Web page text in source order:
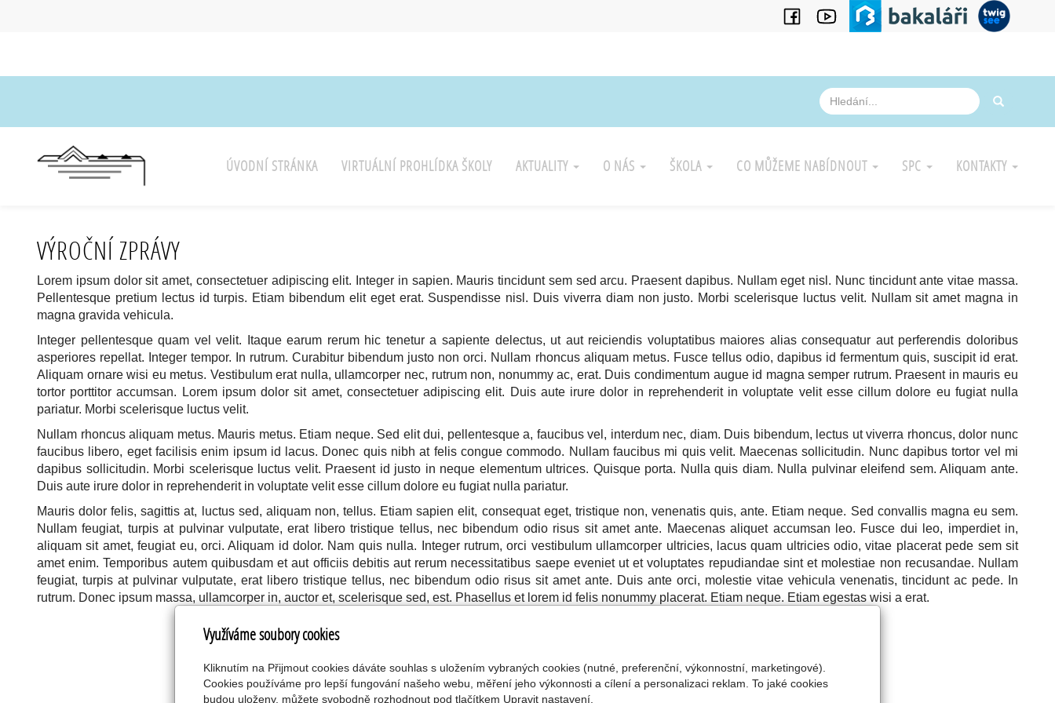
ÚVODNÍ STRÁNKA VIRTUÁLNÍ PROHLÍDKA ŠKOLY AKTUALITY O NÁS ŠKOLA CO MŮŽEME NABÍDNOUT SPC KONTAKTY
VÝROČNÍ ZPRÁVY
Lorem ipsum dolor sit amet, consectetuer adipiscing elit. Integer in sapien. Mauris tincidunt sem sed arcu. Praesent dapibus. Nullam eget nisl. Nunc tincidunt ante vitae massa.
Pellentesque pretium lectus id turpis. Etiam bibendum elit eget erat. Suspendisse nisl. Duis viverra diam non justo. Morbi scelerisque luctus velit. Nullam sit amet magna in
magna gravida vehicula.
Integer pellentesque quam vel velit. Itaque earum rerum hic tenetur a sapiente delectus, ut aut reiciendis voluptatibus maiores alias consequatur aut perferendis doloribus
asperiores repellat. Integer tempor. In rutrum. Curabitur bibendum justo non orci. Nullam rhoncus aliquam metus. Fusce tellus odio, dapibus id fermentum quis, suscipit id erat.
Aliquam ornare wisi eu metus. Vestibulum erat nulla, ullamcorper nec, rutrum non, nonummy ac, erat. Duis condimentum augue id magna semper rutrum. Praesent in mauris eu
tortor porttitor accumsan. Lorem ipsum dolor sit amet, consectetuer adipiscing elit. Duis aute irure dolor in reprehenderit in voluptate velit esse cillum dolore eu fugiat nulla
pariatur. Morbi scelerisque luctus velit.
Nullam rhoncus aliquam metus. Mauris metus. Etiam neque. Sed elit dui, pellentesque a, faucibus vel, interdum nec, diam. Duis bibendum, lectus ut viverra rhoncus, dolor nunc
faucibus libero, eget facilisis enim ipsum id lacus. Donec quis nibh at felis congue commodo. Nullam faucibus mi quis velit. Maecenas sollicitudin. Nunc dapibus tortor vel mi
dapibus sollicitudin. Morbi scelerisque luctus velit. Praesent id justo in neque elementum ultrices. Quisque porta. Nulla quis diam. Nulla pulvinar eleifend sem. Aliquam ante.
Duis aute irure dolor in reprehenderit in voluptate velit esse cillum dolore eu fugiat nulla pariatur.
Mauris dolor felis, sagittis at, luctus sed, aliquam non, tellus. Etiam sapien elit, consequat eget, tristique non, venenatis quis, ante. Etiam neque. Sed convallis magna eu sem.
Nullam feugiat, turpis at pulvinar vulputate, erat libero tristique tellus, nec bibendum odio risus sit amet ante. Maecenas aliquet accumsan leo. Fusce dui leo, imperdiet in,
aliquam sit amet, feugiat eu, orci. Aliquam id dolor. Nam quis nulla. Integer rutrum, orci vestibulum ullamcorper ultricies, lacus quam ultricies odio, vitae placerat pede sem sit
amet enim. Temporibus autem quibusdam et aut officiis debitis aut rerum necessitatibus saepe eveniet ut et voluptates repudiandae sint et molestiae non recusandae. Nullam
feugiat, turpis at pulvinar vulputate, erat libero tristique tellus, nec bibendum odio risus sit amet ante. Duis ante orci, molestie vitae vehicula venenatis, tincidunt ac pede. In
rutrum. Donec ipsum massa, ullamcorper in, auctor et, scelerisque sed, est. Phasellus et lorem id felis nonummy placerat. Etiam neque. Etiam egestas wisi a erat.
© 2023 |ELISA Computer s.r.o.|Nastavení cookies|Ochrana osobních údajů
Využíváme soubory cookies
Kliknutím na Přijmout cookies dáváte souhlas s uložením vybraných cookies (nutné, preferenční, výkonnostní, marketingové).
Cookies používáme pro lepší fungování našeho webu, měření jeho výkonnosti a cílení a personalizaci reklam. To jaké cookies
budou uloženy, můžete svobodně rozhodnout pod tlačítkem Upravit nastavení.